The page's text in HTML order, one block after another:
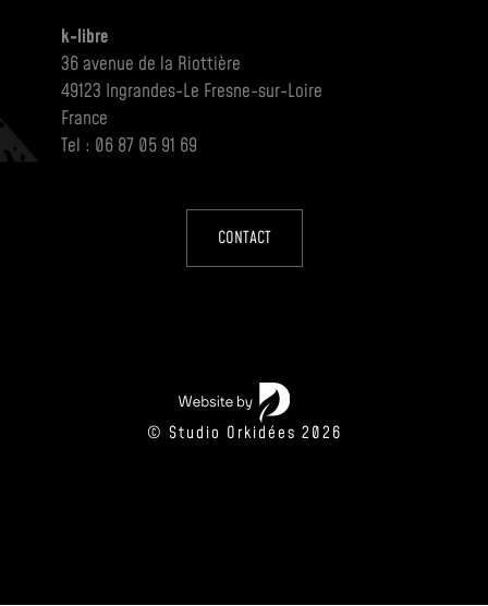
k-libre
36 avenue de la Riottière
49123 Ingrandes-Le Fresne-sur-Loire
France
Tel : 06 87 05 91 69
CONTACT
© Studio Orkidées 2026